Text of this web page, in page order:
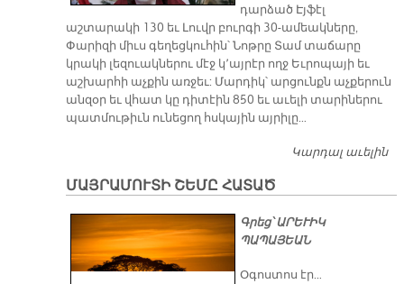
դարձած Էյֆէլ
աշտարակի 130 եւ Լուվր բուրգի 30-ամեակները,
Փարիզի միւս գեղեցկուհին՝ Նոթրը Տամ տաճարը
կրակի լեզուակներու մէջ կ՚այրէր ողջ Եւրոպայի եւ
աշխարհի աչքին առջեւ: Մարդիկ՝ արցունքն աչքերուն
անզօր եւ վհատ կը դիտէին 850 եւ աւելի տարիներու
պատմութիւն ունեցող հսկային այրիլը…
Կարդալ աւելին
ՄԱՅՐԱՄՈՒՏԻ ՇԵՄԸ ՀԱՏԱԾ
Գրեց՝ ԱՐԵՒԻԿ
ՊԱՊԱՅԵԱՆ
Օգոստոս էր…